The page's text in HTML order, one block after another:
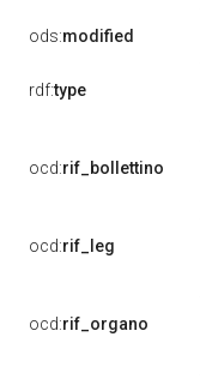
ods:modified
rdf:type
ocd:rif_bollettino
ocd:rif_leg
ocd:rif_organo